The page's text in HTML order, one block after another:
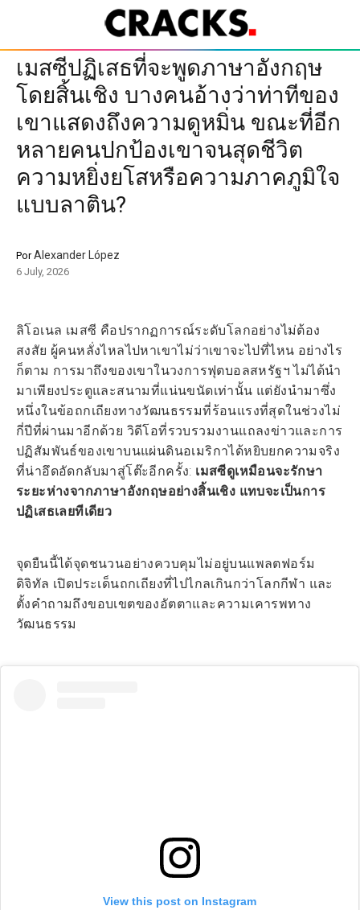
เมสซีปฏิเสธที่จะพูดภาษาอังกฤษ
โดยสิ้นเชิง บางคนอ้างว่าท่าทีของ
เขาแสดงถึงความดูหมิ่น ขณะที่อีก
หลายคนปกป้องเขาจนสุดชีวิต
ความหยิ่งยโสหรือความภาคภูมิใจ
แบบลาติน?
PorAlexander López
6 July, 2026
ลิโอเนล เมสซี คือปรากฏการณ์ระดับโลกอย่างไม่ต้อง
สงสัย ผู้คนหลั่งไหลไปหาเขาไม่ว่าเขาจะไปที่ไหน อย่างไร
ก็ตาม การมาถึงของเขาในวงการฟุตบอลสหรัฐฯ ไม่ได้นำ
มาเพียงประตูและสนามที่แน่นขนัดเท่านั้น แต่ยังนำมาซึ่ง
หนึ่งในข้อถกเถียงทางวัฒนธรรมที่ร้อนแรงที่สุดในช่วงไม่
กี่ปีที่ผ่านมาอีกด้วย วิดีโอที่รวบรวมงานแถลงข่าวและการ
ปฏิสัมพันธ์ของเขาบนแผ่นดินอเมริกาได้หยิบยกความจริง
ที่น่าอึดอัดกลับมาสู่โต๊ะอีกครั้ง: เมสซีดูเหมือนจะรักษา
ระยะห่างจากภาษาอังกฤษอย่างสิ้นเชิง แทบจะเป็นการ
ปฏิเสธเลยทีเดียว
จุดยืนนี้ได้จุดชนวนอย่างควบคุมไม่อยู่บนแพลตฟอร์ม
ดิจิทัล เปิดประเด็นถกเถียงที่ไปไกลเกินกว่าโลกกีฬา และ
ตั้งคำถามถึงขอบเขตของอัตตาและความเคารพทาง
วัฒนธรรม
View this post on Instagram